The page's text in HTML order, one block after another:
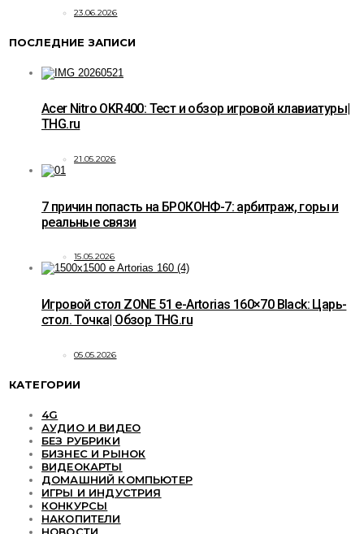
23.06.2026
ПОСЛЕДНИЕ ЗАПИСИ
Acer Nitro OKR400: Тест и обзор игровой клавиатуры|
THG.ru
21.05.2026
7 причин попасть на БРОКОНФ-7: арбитраж, горы и
реальные связи
15.05.2026
Игровой стол ZONE 51 e-Artorias 160×70 Black: Царь-
стол. Точка| Обзор THG.ru
05.05.2026
КАТЕГОРИИ
4G
АУДИО И ВИДЕО
БЕЗ РУБРИКИ
БИЗНЕС И РЫНОК
ВИДЕОКАРТЫ
ДОМАШНИЙ КОМПЬЮТЕР
ИГРЫ И ИНДУСТРИЯ
КОНКУРСЫ
НАКОПИТЕЛИ